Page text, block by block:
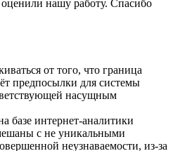
нашу работу. Спасибо
от того, что граница
предпосылки для системы
насущным
базе интернет-аналитики
с не уникальными
неузнаваемости, из-за